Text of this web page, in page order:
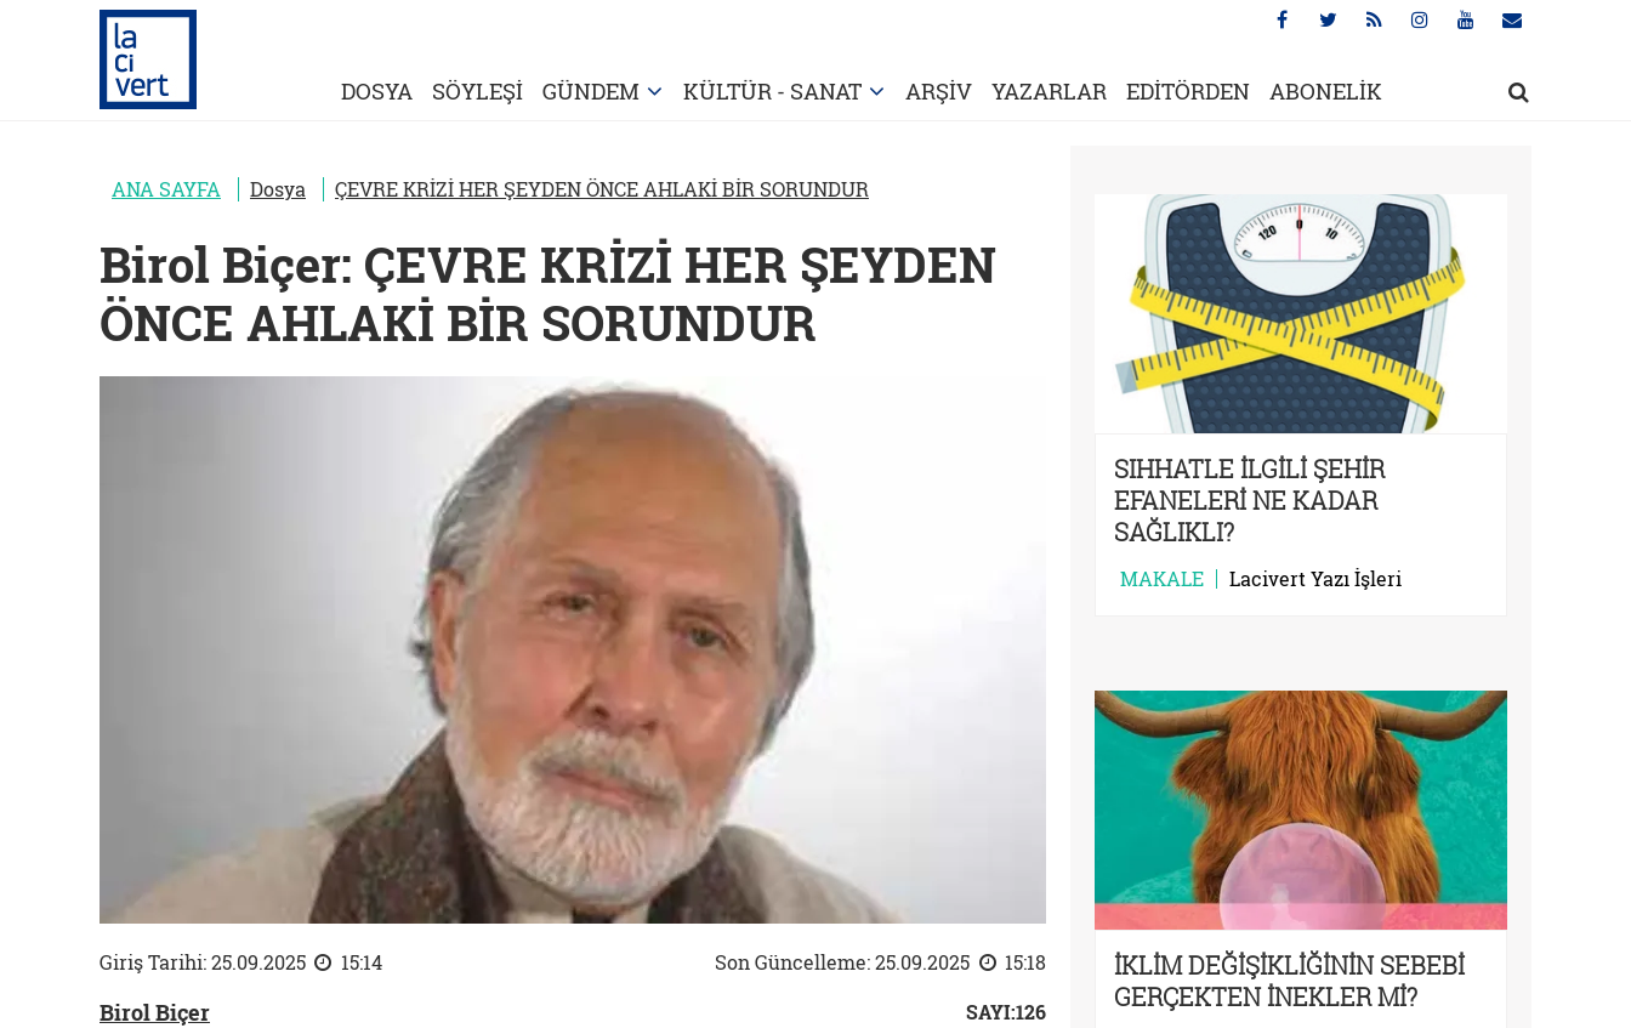
DOSYA SÖYLEŞİ GÜNDEM KÜLTÜR - SANAT ARŞİV YAZARLAR EDİTÖRDEN ABONELİK
ANA SAYFA Dosya ÇEVRE KRİZİ HER ŞEYDEN ÖNCE AHLAKİ BİR SORUNDUR
Birol Biçer: ÇEVRE KRİZİ HER ŞEYDEN
ÖNCE AHLAKİ BİR SORUNDUR
Giriş Tarihi: 25.09.2025 15:14 Son Güncelleme: 25.09.2025 15:18
Birol Biçer SAYI:126
SIHHATLE İLGİLİ ŞEHİR
EFANELERİ NE KADAR
SAĞLIKLI?
MAKALE Lacivert Yazı İşleri
İKLİM DEĞİŞİKLİĞİNİN SEBEBİ
GERÇEKTEN İNEKLER Mİ?